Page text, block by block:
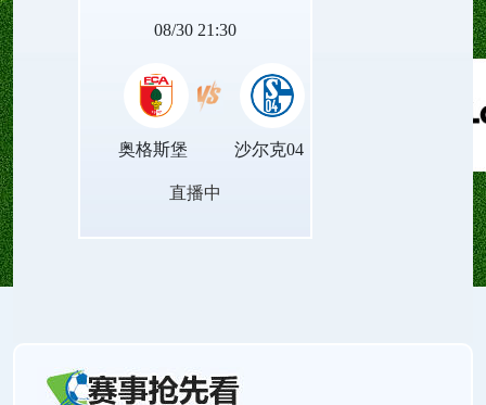
08/30 21:30
奥格斯堡 沙尔克04
直播中